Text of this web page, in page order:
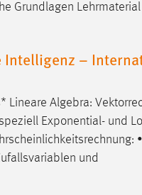
Grundlagen
–
Lineare Algebra:
Exponential- und
•
und